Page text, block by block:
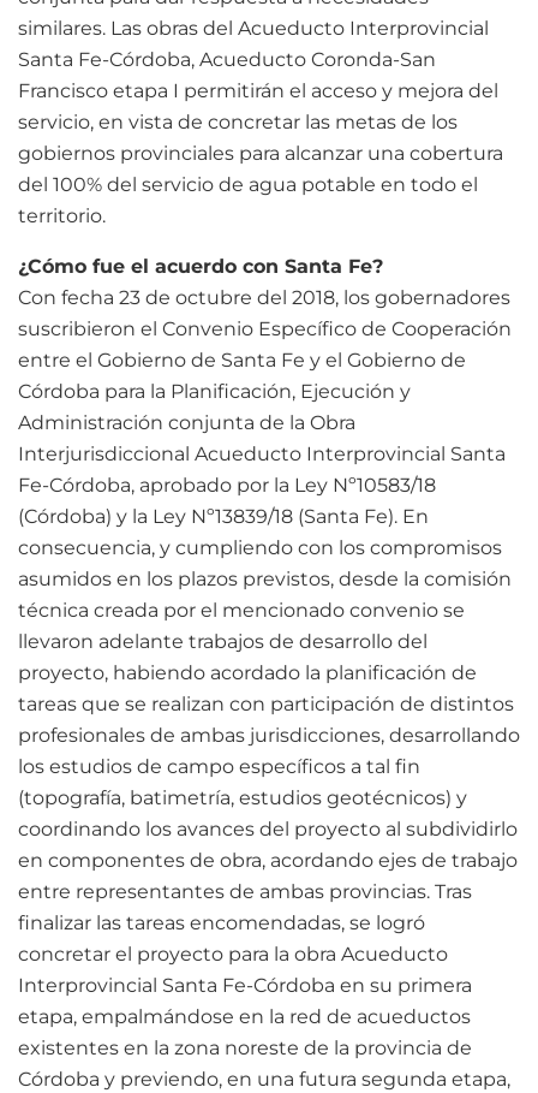
similares. Las obras del Acueducto Interprovincial
Santa Fe-Córdoba, Acueducto Coronda-San
Francisco etapa I permitirán el acceso y mejora del
servicio, en vista de concretar las metas de los
gobiernos provinciales para alcanzar una cobertura
del 100% del servicio de agua potable en todo el
territorio.
¿Cómo fue el acuerdo con Santa Fe?
Con fecha 23 de octubre del 2018, los gobernadores
suscribieron el Convenio Específico de Cooperación
entre el Gobierno de Santa Fe y el Gobierno de
Córdoba para la Planificación, Ejecución y
Administración conjunta de la Obra
Interjurisdiccional Acueducto Interprovincial Santa
Fe-Córdoba, aprobado por la Ley Nº10583/18
(Córdoba) y la Ley Nº13839/18 (Santa Fe). En
consecuencia, y cumpliendo con los compromisos
asumidos en los plazos previstos, desde la comisión
técnica creada por el mencionado convenio se
llevaron adelante trabajos de desarrollo del
proyecto, habiendo acordado la planificación de
tareas que se realizan con participación de distintos
profesionales de ambas jurisdicciones, desarrollando
los estudios de campo específicos a tal fin
(topografía, batimetría, estudios geotécnicos) y
coordinando los avances del proyecto al subdividirlo
en componentes de obra, acordando ejes de trabajo
entre representantes de ambas provincias. Tras
finalizar las tareas encomendadas, se logró
concretar el proyecto para la obra Acueducto
Interprovincial Santa Fe-Córdoba en su primera
etapa, empalmándose en la red de acueductos
existentes en la zona noreste de la provincia de
Córdoba y previendo, en una futura segunda etapa,